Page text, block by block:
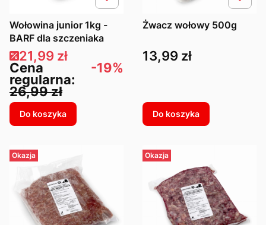
Wołowina junior 1kg -
BARF dla szczeniaka
Cena promocyjna
21,99 zł
Cena
regularna:
26,99 zł
-19%
Do koszyka
Żwacz wołowy 500g
Cena
13,99 zł
Do koszyka
Okazja Okazja